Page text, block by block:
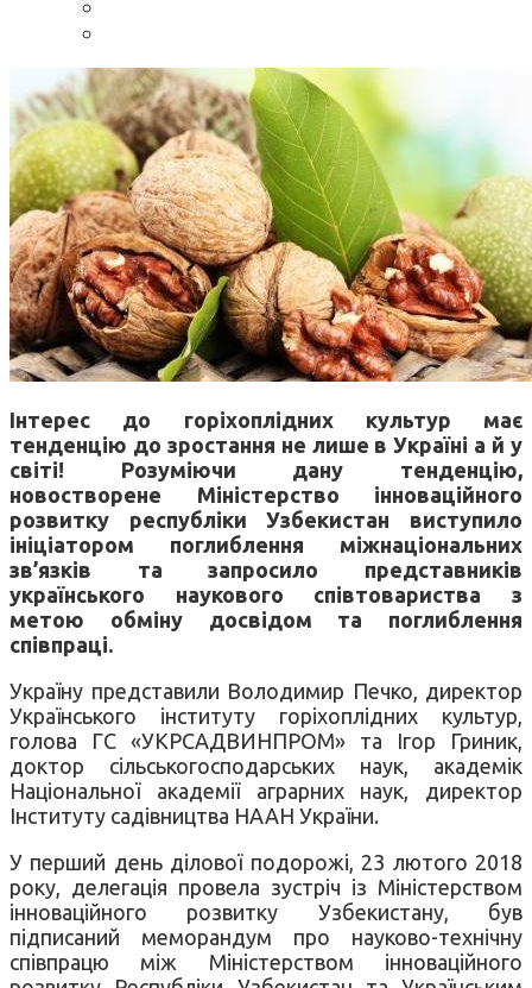
Інтерес до горіхоплідних культур має
тенденцію до зростання не лише в Україні а й у
світі! Розуміючи дану тенденцію,
новостворене Міністерство інноваційного
розвитку республіки Узбекистан виступило
ініціатором поглиблення міжнаціональних
зв’язків та запросило представників
українського наукового співтовариства з
метою обміну досвідом та поглиблення
співпраці.
Україну представили Володимир Печко, директор
Українського інституту горіхоплідних культур,
голова ГС «УКРСАДВИНПРОМ» та Ігор Гриник,
доктор сільськогосподарських наук, академік
Національної академії аграрних наук, директор
Інституту садівництва НААН України.
У перший день ділової подорожі, 23 лютого 2018
року, делегація провела зустріч із Міністерством
інноваційного розвитку Узбекистану, був
підписаний меморандум про науково-технічну
співпрацю між Міністерством інноваційного